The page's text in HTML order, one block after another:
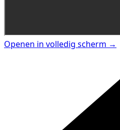
Openen in volledig scherm →